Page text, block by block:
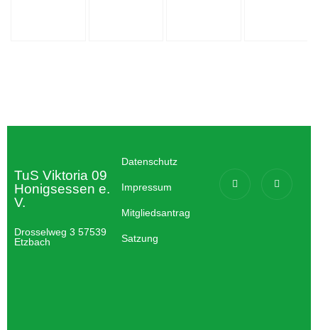
TuS Viktoria 09
Honigsessen e.
V.
Drosselweg 3 57539
Etzbach
Datenschutz
Impressum
Mitgliedsantrag
Satzung